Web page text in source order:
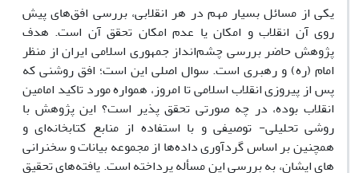
یکی از مسائل بسیار مهم در هر انقلابی، بررسی افق‌های پیش
روی آن انقلاب و امکان یا عدم امکان تحقق آن است. هدف
پژوهش حاضر بررسی چشم‌انداز جمهوری اسلامی ایران از منظر
امام (ره) و رهبری است. سوال اصلی این است؛ افق روشنی که
پس از پیروزی انقلاب اسلامی تا امروز، همواره مورد تاکید امامین
انقلاب بوده، در چه صورتی تحقق پذیر است؟ این پژوهش با
روشی تحلیلی- توصیفی و با استفاده از منابع کتابخانه‌ای و
همچنین بر اساس گردآوری داده‌ها از مجموعه بیانات و سخنرانی
های ایشان، به بررسی این مسأله پرداخته است. یافته‌های تحقیق